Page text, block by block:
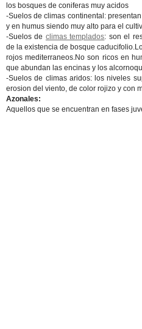
los bosques de coniferas muy acidos
-Suelos de climas continental:
y en humus siendo muy alto para el
-Suelos de climas templados: son el
de la existencia de bosque
rojos mediterraneos.No son ricos en
que abundan las encinas y los
-Suelos de climas aridos: los niveles
erosion del viento, de color rojizo y con
Azonales:
Aquellos que se encuentran en fases